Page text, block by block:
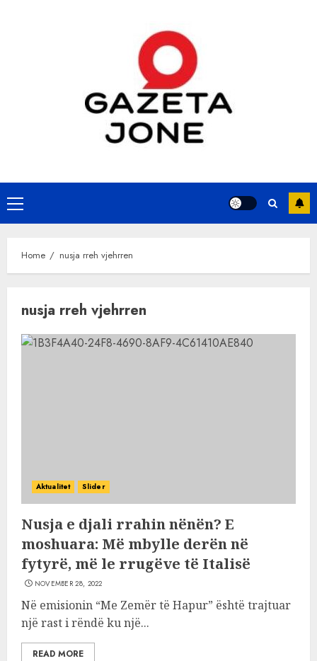
Primary
Menu
Home nusja rreh vjehrren
nusja rreh vjehrren
Aktualitet Slider
Nusja e djali rrahin nënën? E
moshuara: Më mbylle derën në
fytyrë, më le rrugëve të Italisë
NOVEMBER 28, 2022
Në emisionin “Me Zemër të Hapur” është trajtuar
një rast i rëndë ku një...
READ MORE